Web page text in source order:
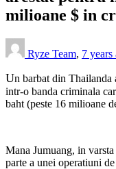
milioane $ in
Ryze Team, 7 years
Un barbat din Thailanda
intr-o banda criminala
baht (peste 16 milioane
Mana Jumuang, in
parte a unei operatiuni